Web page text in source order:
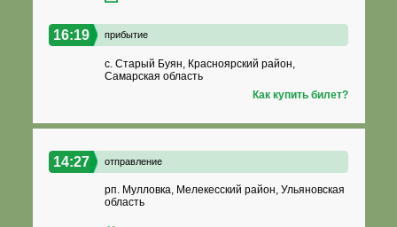
16:19 прибытие
с. Старый Буян, Красноярский район,
Самарская область
Как купить билет?
14:27 отправление
рп. Мулловка, Мелекесский район, Ульяновская
область